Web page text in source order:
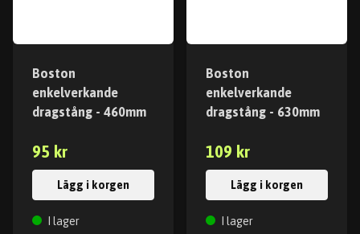
Boston
enkelverkande
dragstång - 460mm
95 kr
Lägg i korgen
I lager
Boston
enkelverkande
dragstång - 630mm
109 kr
Lägg i korgen
I lager